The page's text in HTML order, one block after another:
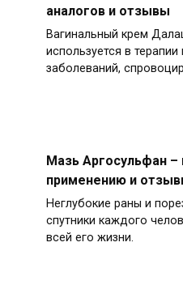
аналогов и отзывы
Вагинальный крем
используется в терапии
заболеваний,
Мазь Аргосульфан –
применению и
Неглубокие раны и
спутники каждого
всей его жизни.